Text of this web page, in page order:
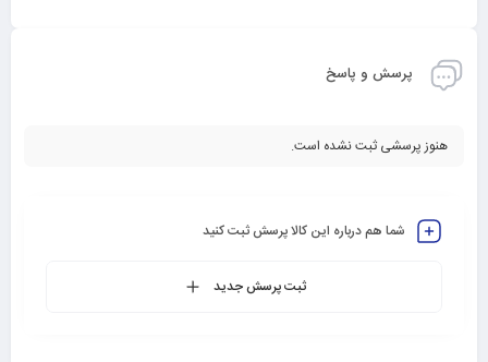
پرسش و پاسخ
هنوز پرسشی ثبت نشده است.
شما هم درباره این کالا پرسش ثبت کنید
ثبت پرسش جدید